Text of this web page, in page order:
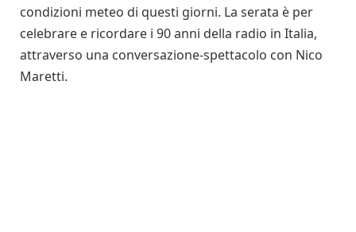
condizioni meteo di questi giorni. La serata è per
celebrare e ricordare i 90 anni della radio in Italia,
attraverso una conversazione-spettacolo con Nico
Maretti.